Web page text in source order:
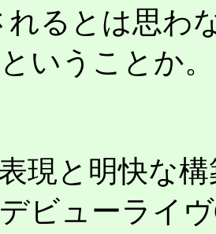
れるとは思わ
いうことか。
現と明快な構
ビューライ